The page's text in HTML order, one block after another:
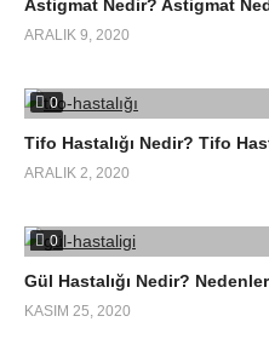
Astigmat Nedir? Astigmat
ARALIK 9, 2020
0
Tifo Hastalığı Nedir? Tifo
ARALIK 2, 2020
0
Gül Hastalığı Nedir?
KASIM 25, 2020